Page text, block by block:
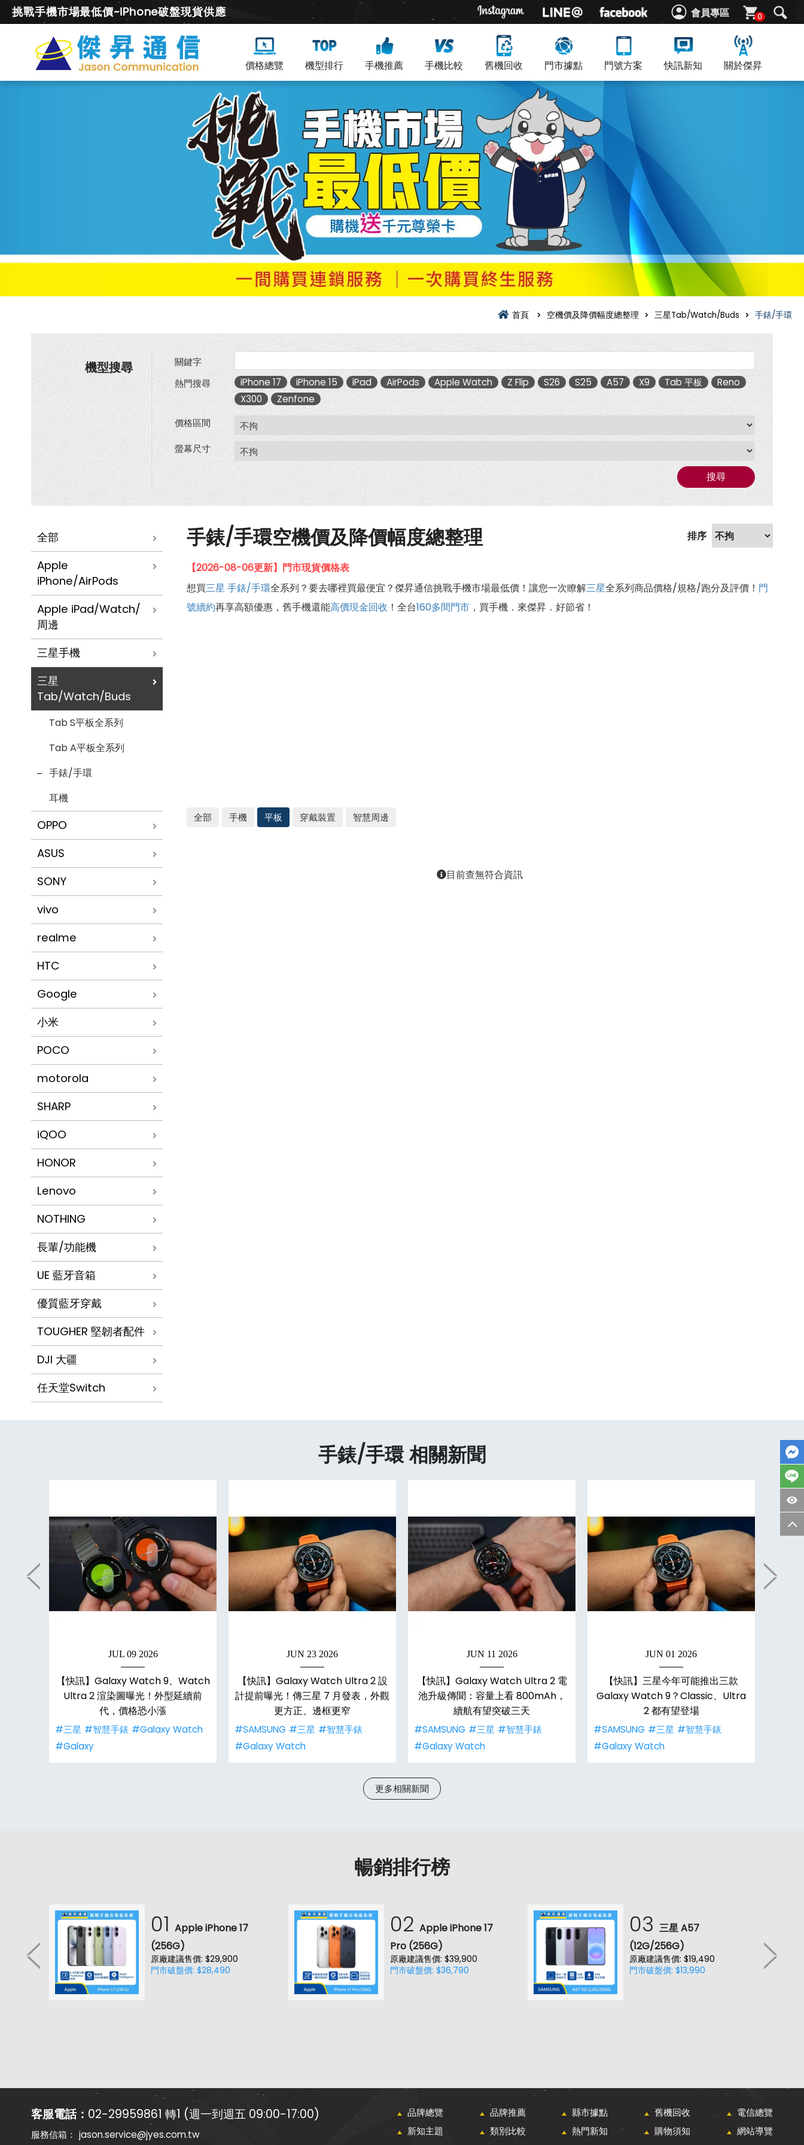
手
會員專區 0
挑戰手機市場最低價~iPhone破盤現貨供應
價格總覽 機型排行 手機推薦 手機比較 舊機回收 門市據點 門號方案 快訊新知 關於傑昇
首頁 空機價及降價幅度總整理 三星Tab/Watch/Buds 手錶/手環
機型搜尋
關鍵字
熱門搜尋
iPhone 17 iPhone 15 iPad AirPods Apple Watch Z Flip S26 S25 A57 X9 Tab 平板
Reno
X300
Zenfone
價格區間
螢幕尺寸
搜尋
全部
Apple
iPhone/AirPods
Apple iPad/Watch/
周邊
三星手機
三星
Tab/Watch/Buds
Tab S平板全系列
Tab A平板全系列
手錶/手環
耳機
OPPO
ASUS
SONY
vivo
realme
HTC
Google
小米
POCO
motorola
SHARP
iQOO
HONOR
Lenovo
NOTHING
長輩/功能機
UE 藍牙音箱
優質藍牙穿戴
TOUGHER 堅韌者配件
DJI 大疆
任天堂Switch
手錶/手環空機價及降價幅度總整理
【2026-08-06更新】門市現貨價格表
想買三星手錶/手環全系列？要去哪裡買最便宜？傑昇通信挑戰手機市場最低價！讓您一次瞭解三星全系列商品價格/規格/跑分及評價！ 門
號續約再享高額優惠，舊手機還能高價現金回收 ！全台160多間門市 ，買手機．來傑昇．好節省！
全部 手機 平板 穿戴裝置 智慧周邊
目前查無符合資訊
手錶/手環 相關新聞
JUL 09 2026
【快訊】Galaxy Watch 9、Watch
Ultra 2 渲染圖曝光！外型延續前
代，價格恐小漲
#三星 #智慧手錶 #Galaxy Watch
#Galaxy
JUN 23 2026
【快訊】Galaxy Watch Ultra 2 設
計提前曝光！傳三星 7 月發表，外觀
更方正、邊框更窄
#SAMSUNG #三星 #智慧手錶
#Galaxy Watch
JUN 11 2026
【快訊】Galaxy Watch Ultra 2 電
池升級傳聞：容量上看 800mAh，
續航有望突破三天
#SAMSUNG #三星 #智慧手錶
#Galaxy Watch
JUN 01 2026
【快訊】三星今年可能推出三款
Galaxy Watch 9？Classic、Ultra
2 都有望登場
#SAMSUNG #三星 #智慧手錶
#Galaxy Watch
更多相關新聞
暢銷排行榜
01 Apple iPhone 17
(256G)
原廠建議售價: $29,900
門市破盤價: $28,490
02 Apple iPhone 17
Pro (256G)
原廠建議售價: $39,900
門市破盤價: $36,790
03 三星 A57
(12G/256G)
原廠建議售價: $19,490
門市破盤價: $13,990
客服電話： 02-29959861 轉1 (週一到週五 09:00-17:00)
jason.service@jyes.com.tw
品牌總覽 品牌推薦 縣市據點 舊機回收
電信總覽
新知主題
類別比較 熱門新知 購物須知 網站導覽